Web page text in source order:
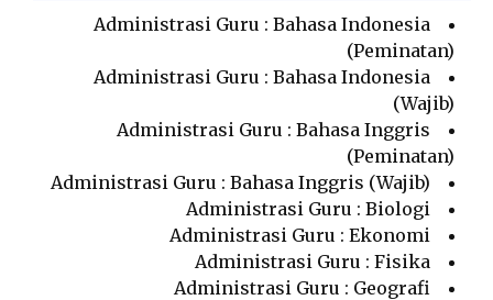
Administrasi Guru : Bahasa Indonesia
(Peminatan)
Administrasi Guru : Bahasa Indonesia
(Wajib)
Administrasi Guru : Bahasa Inggris
(Peminatan)
Administrasi Guru : Bahasa Inggris (Wajib)
Administrasi Guru : Biologi
Administrasi Guru : Ekonomi
Administrasi Guru : Fisika
Administrasi Guru : Geografi